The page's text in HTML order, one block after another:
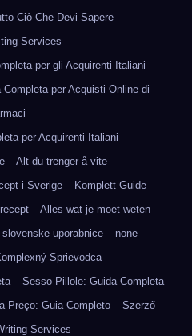
Ciò Che Devi Sapere
Services
per gli Acquirenti Italiani
per Acquisti Online di
per Acquirenti Italiani
– Alt du trenger å vite
i Sverige – Komplett Guide
– Alles wat je moet weten
slovenske uporabnice
none
Sprievodca
Sesso Pillole: Guida Completa
Preço: Guia Completo
Szerző
Services